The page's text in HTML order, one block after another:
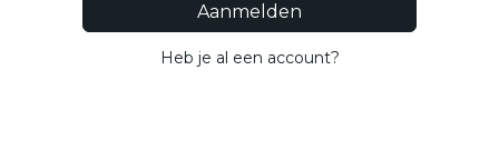
Aanmelden
Heb je al een account?